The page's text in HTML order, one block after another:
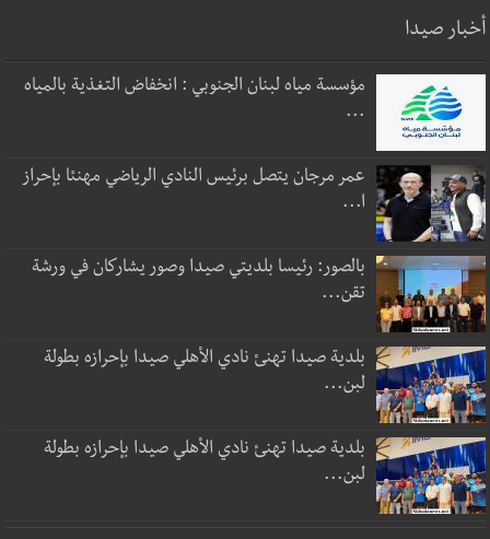
أخبار صيدا
مؤسسة مياه لبنان الجنوبي : انخفاض التغذية بالمياه
...
عمر مرجان يتصل برئيس النادي الرياضي مهنئا بإحراز
ا...
بالصور: رئيسا بلديتي صيدا وصور يشاركان في ورشة
تقن...
بلدية صيدا تهنئ نادي الأهلي صيدا بإحرازه بطولة
لبن...
بلدية صيدا تهنئ نادي الأهلي صيدا بإحرازه بطولة
لبن...